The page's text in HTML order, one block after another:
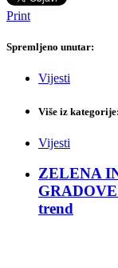
Print
Spremljeno unutar:
Vijesti
Više iz kategorije:
Vijesti
ZELENA
trend